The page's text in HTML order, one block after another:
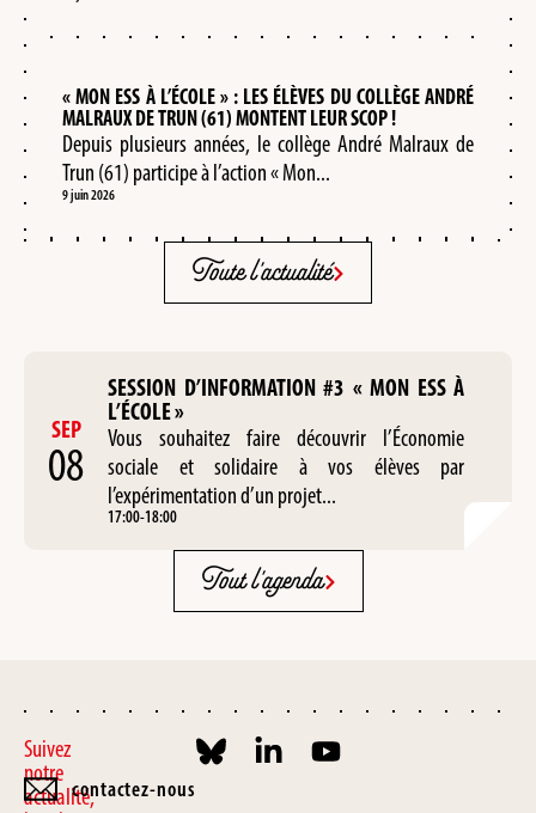
« MON ESS À L’ÉCOLE » : LES ÉLÈVES DU COLLÈGE ANDRÉ
MALRAUX DE TRUN (61) MONTENT LEUR SCOP !
Depuis plusieurs années, le collège André Malraux de
Trun (61) participe à l’action « Mon...
9 juin 2026
Toute l'actualité
SEP
08
SESSION D’INFORMATION #3 « MON ESS À
L’ÉCOLE »
Vous souhaitez faire découvrir l’Économie
sociale et solidaire à vos élèves par
l’expérimentation d’un projet...
17:00-18:00
Tout l'agenda
Suivez
notre
actualité,contactez-nous